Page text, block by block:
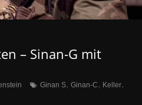
– Sinan-G mit
Ginan S, Ginan-C, Keller,